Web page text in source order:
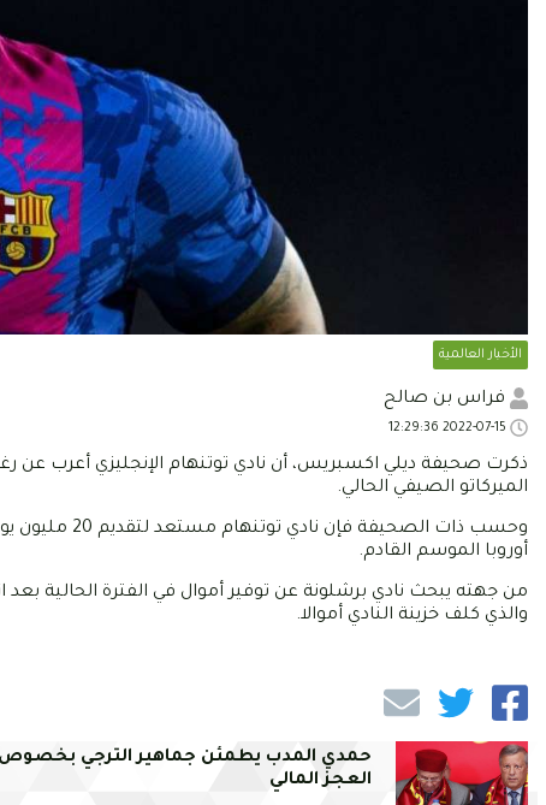
الأخبار العالمية
فراس بن صالح
ذكرت صحيفة ديلي اكسبريس، أن نادي توتنهام الإنجليزي أعرب عن
الميركاتو الصيفي الحالي.
وحسب ذات
أوروبا الموسم القادم.
من جهته يبحث نادي برشلونة عن توفير أموال في الفترة الحالية
والذي كلف خزينة النادي أموالا.
حمدي المدب يطمئن جماهير الترجي بخصوص
العجز المالي